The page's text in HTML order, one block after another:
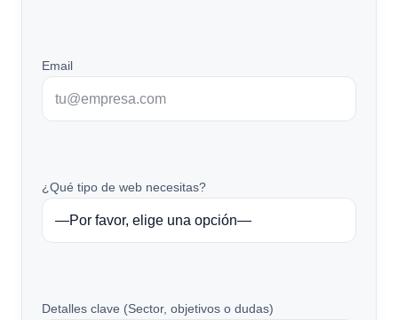
Email
¿Qué tipo de web necesitas?
Detalles clave (Sector, objetivos o dudas)